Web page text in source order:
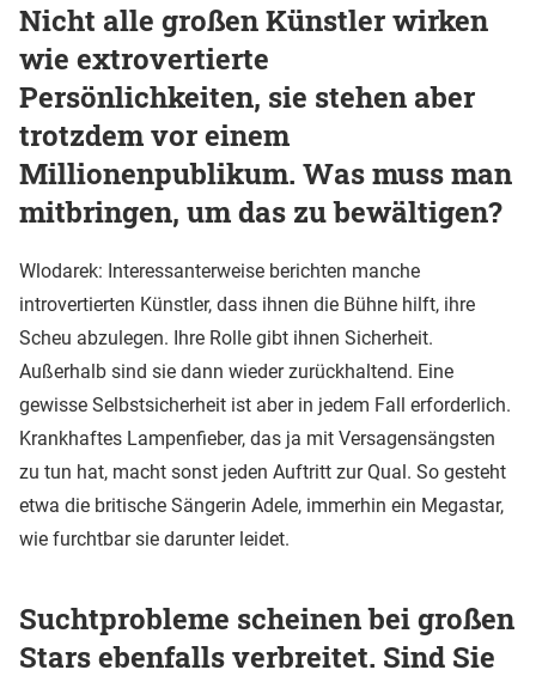
Nicht alle großen Künstler wirken
wie extrovertierte
Persönlichkeiten, sie stehen aber
trotzdem vor einem
Millionenpublikum. Was muss man
mitbringen, um das zu bewältigen?
Wlodarek: Interessanterweise berichten manche
introvertierten Künstler, dass ihnen die Bühne hilft, ihre
Scheu abzulegen. Ihre Rolle gibt ihnen Sicherheit.
Außerhalb sind sie dann wieder zurückhaltend. Eine
gewisse Selbstsicherheit ist aber in jedem Fall erforderlich.
Krankhaftes Lampenfieber, das ja mit Versagensängsten
zu tun hat, macht sonst jeden Auftritt zur Qual. So gesteht
etwa die britische Sängerin Adele, immerhin ein Megastar,
wie furchtbar sie darunter leidet.
Suchtprobleme scheinen bei großen
Stars ebenfalls verbreitet. Sind Sie